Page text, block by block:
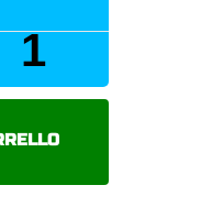
70
134M